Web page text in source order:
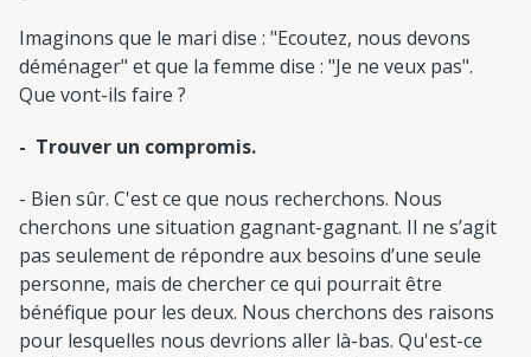
Imaginons que le mari dise : "Ecoutez, nous devons
déménager" et que la femme dise : "Je ne veux pas".
Que vont-ils faire ?
- Trouver un compromis.
- Bien sûr. C'est ce que nous recherchons. Nous
cherchons une situation gagnant-gagnant. Il ne s’agit
pas seulement de répondre aux besoins d’une seule
personne, mais de chercher ce qui pourrait être
bénéfique pour les deux. Nous cherchons des raisons
pour lesquelles nous devrions aller là-bas. Qu'est-ce